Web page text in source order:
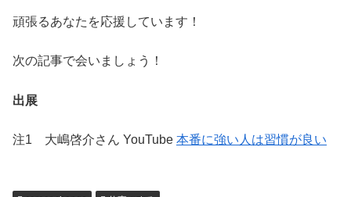
頑張るあなたを応援しています！
次の記事で会いましょう！
出展
注1 大嶋啓介さん YouTube 本番に強い人は習慣が良い